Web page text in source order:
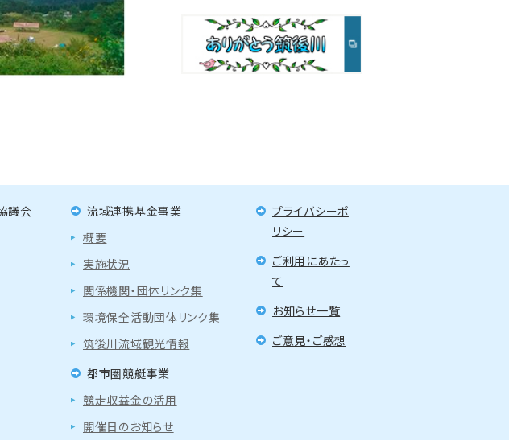
議会
流域連携基金事業
概要
実施状況
関係機関・団体リンク集
環境保全活動団体リンク集
筑後川流域観光情報
都市圏競艇事業
競走収益金の活用
開催日のお知らせ
プライバシーポ
リシー
ご利用にあたっ
て
お知らせ一覧
ご意見・ご感想